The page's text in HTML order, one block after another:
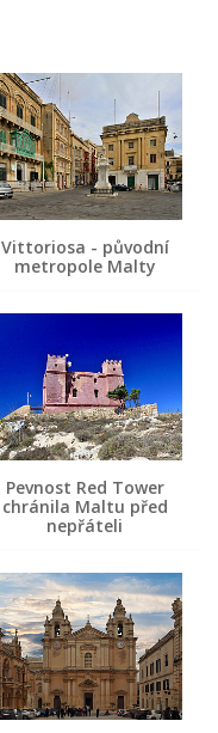
Vittoriosa - původní
metropole Malty
Pevnost Red Tower
chránila Maltu před
nepřáteli